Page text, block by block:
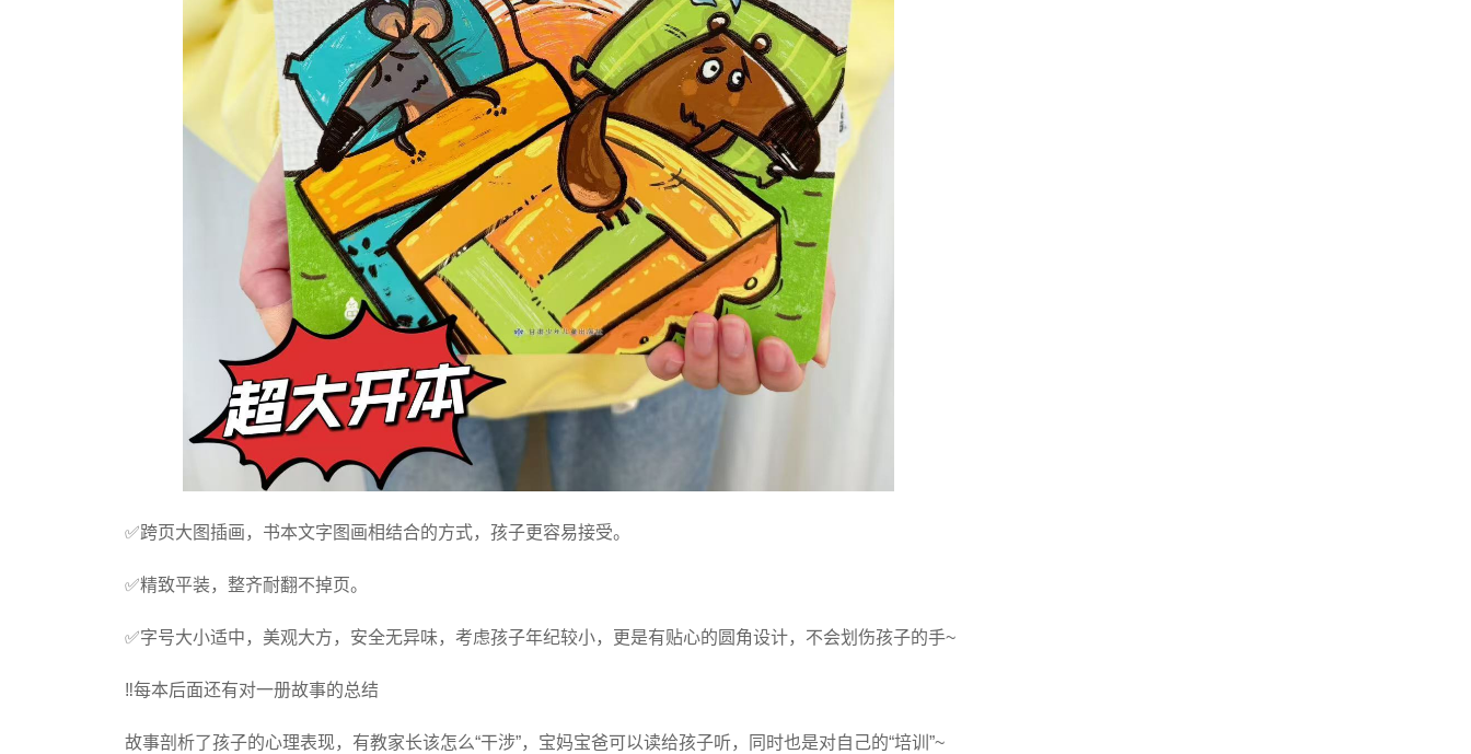
✅跨页大图插画，书本文字图画相结合的方式，孩子更容易接受。
✅精致平装，整齐耐翻不掉页。
✅字号大小适中，美观大方，安全无异味，考虑孩子年纪较小，更是有贴心的圆角设计，不会划伤孩子的手~
‼️每本后面还有对一册故事的总结
故事剖析了孩子的心理表现，有教家长该怎么“干涉”，宝妈宝爸可以读给孩子听，同时也是对自己的“培训”~